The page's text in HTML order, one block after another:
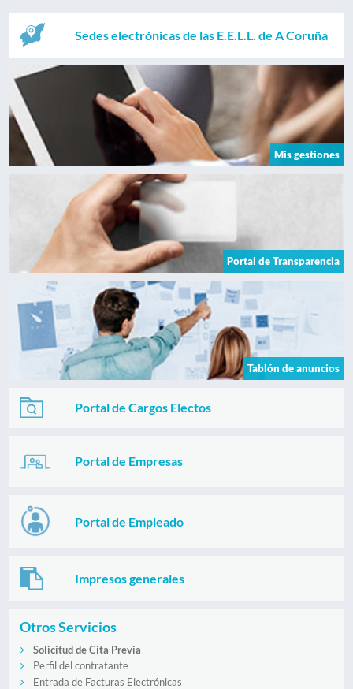
Sedes electrónicas de las E.E.L.L. de A Coruña
Mis gestiones
Portal de Transparencia
Tablón de anuncios
Portal de Cargos Electos
Portal de Empresas
Portal de Empleado
Impresos generales
Otros Servicios
Solicitud de Cita Previa
Perfil del contratante
Entrada de Facturas Electrónicas